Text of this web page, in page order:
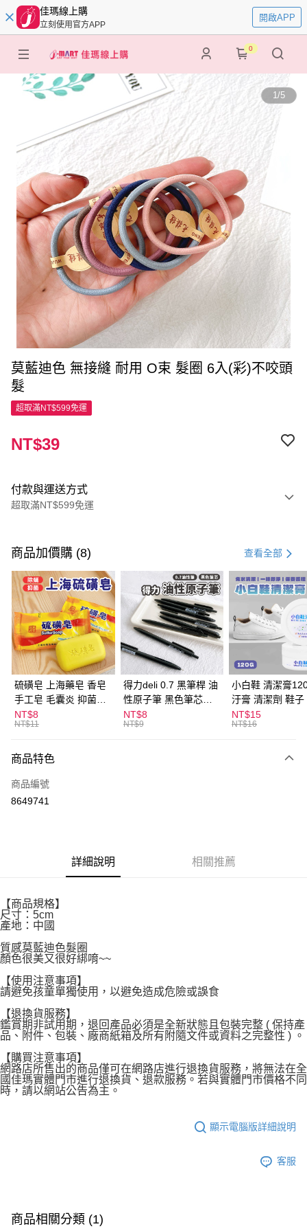
佳瑪線上購
立刻使用官方APP
開啟APP
0
1/5
莫藍迪色 無接縫 耐用 O束 髮圈 6入(彩)不咬頭
髮
超取滿NT$599免運
NT$39
付款與運送方式
超取滿NT$599免運
信用卡一次付款
超商取貨付款
LINE Pay
Apple Pay
街口支付
悠遊付
ATM付款
全家取貨付款
每筆NT$60，滿NT$599(含以上)免運費
付款後全家取貨
每筆NT$60，滿NT$599(含以上)免運費
每筆NT$60，滿NT$599(含以上)免運費
每筆NT$120，滿NT$1,999(含以上)免運費
商品加價購 (8) 查看全部
硫磺皂 上海藥皂 香皂
手工皂 毛囊炎 抑菌除
蟎 清潔護膚 去油去痘
寵物皮膚病 狗狗貓咪
NT$8
NT$11
得力deli 0.7 黑筆桿 油
性原子筆 黑色筆芯
S304
NT$8
NT$9
小白鞋 清潔膏
汙膏 清潔劑 鞋子
漬 白皮鞋 鞋油
NT$15
NT$16
商品特色
商品編號
8649741
詳細說明 相關推薦
【商品規格】
尺寸：5cm
產地：中國
質感莫藍迪色髮圈
顏色很美又很好綁唷~~
【使用注意事項】
請避免孩童單獨使用，以避免造成危險或誤食
【退換貨服務】
鑑賞期非試用期，退回產品必須是全新狀態且包裝完整 ( 保持產
品、附件、包裝、廠商紙箱及所有附隨文件或資料之完整性 ) 。
【購買注意事項】
網路店所售出的商品僅可在網路店進行退換貨服務，將無法在全
國佳瑪實體門市進行退換貨、退款服務。若與實體門市價格不同
時，請以網站公告為主。
顯示電腦版詳細說明
客服
商品相關分類 (1)